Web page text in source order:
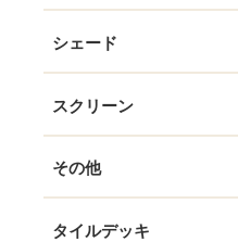
シェード
スクリーン
その他
タイルデッキ